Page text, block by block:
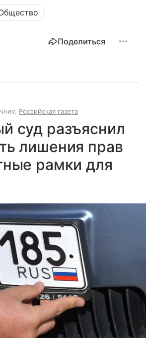
Поделиться
Российская газета
суд разъяснил
лишения прав
рамки для